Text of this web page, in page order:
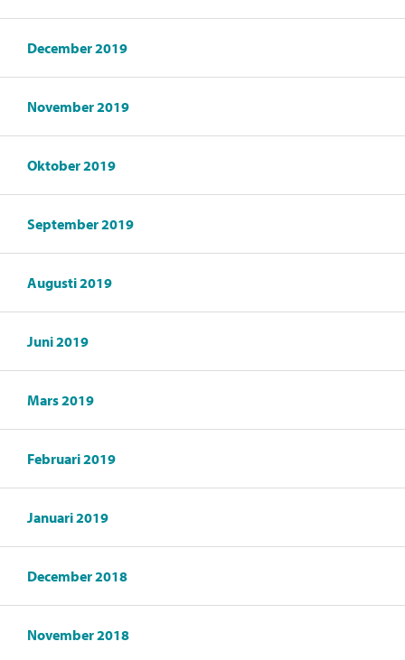
December 2019
November 2019
Oktober 2019
September 2019
Augusti 2019
Juni 2019
Mars 2019
Februari 2019
Januari 2019
December 2018
November 2018